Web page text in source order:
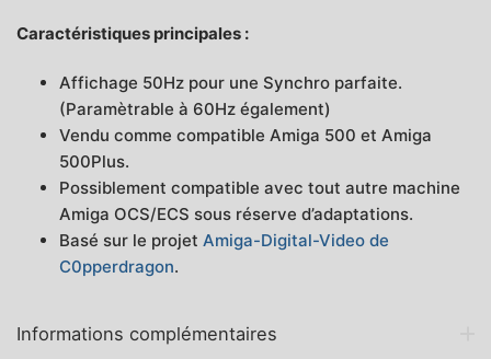
Caractéristiques principales :
Affichage 50Hz pour une Synchro parfaite.
(Paramètrable à 60Hz également)
Vendu comme compatible Amiga 500 et Amiga
500Plus.
Possiblement compatible avec tout autre machine
Amiga OCS/ECS sous réserve d’adaptations.
Basé sur le projetAmiga-Digital-Video de
C0pperdragon.
Informations complémentaires